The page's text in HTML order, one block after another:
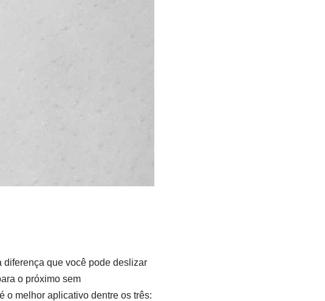
diferença que você pode deslizar
o próximo sem
o melhor aplicativo dentre os três: